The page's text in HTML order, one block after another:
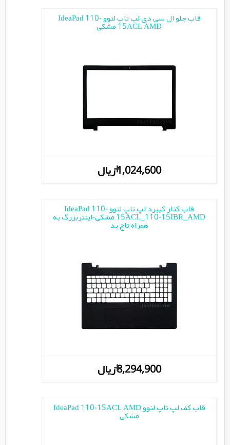
قاب جلو ال سی دی لپ تاپ لنوو IdeaPad 110-
15ACL AMD مشکی
1,024,600 ریال+
قاب کنار کیبرد لپ تاپ لنوو IdeaPad 110-
15ACL_110-15IBR_AMD مشکی-اینتربزرگ به
همراه تاچ پد
8,294,900 ریال+
قاب کف لپ تاپ لنوو IdeaPad 110-15ACL AMD
مشکی